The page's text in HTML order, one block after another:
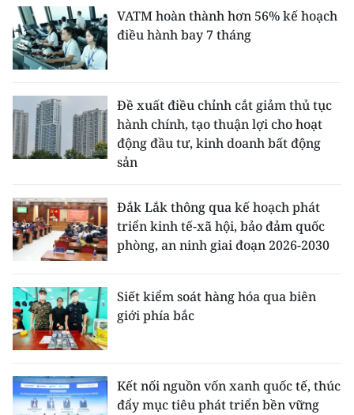
VATM hoàn thành hơn 56% kế hoạch
điều hành bay 7 tháng
Đề xuất điều chỉnh cắt giảm thủ tục
hành chính, tạo thuận lợi cho hoạt
động đầu tư, kinh doanh bất động
sản
Đắk Lắk thông qua kế hoạch phát
triển kinh tế-xã hội, bảo đảm quốc
phòng, an ninh giai đoạn 2026-2030
Siết kiểm soát hàng hóa qua biên
giới phía bắc
Kết nối nguồn vốn xanh quốc tế, thúc
đẩy mục tiêu phát triển bền vững